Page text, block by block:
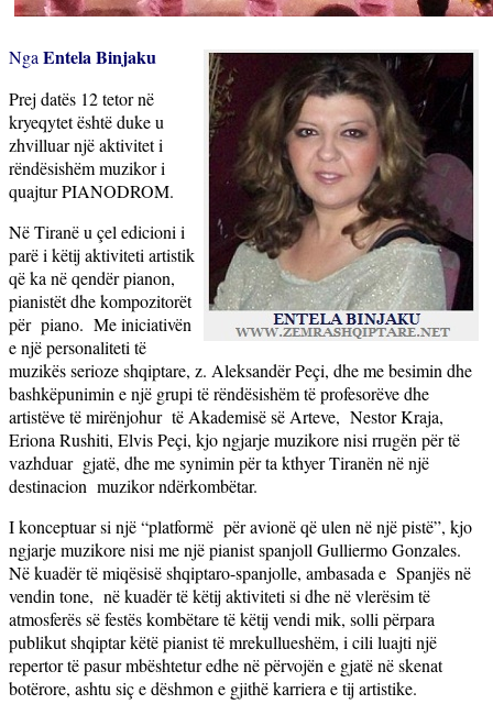
Nga Entela Binjaku
Prej datës 12 tetor në
kryeqytet është duke u
zhvilluar një aktivitet i
rëndësishëm muzikor i
quajtur PIANODROM.
Në Tiranë u çel edicioni i
parë i këtij aktiviteti artistik
që ka në qendër pianon,
pianistët dhe kompozitorët
për piano. Me iniciativën
e një personaliteti të
muzikës serioze shqiptare, z. Aleksandër Peçi, dhe me besimin dhe
bashkëpunimin e një grupi të rëndësishëm të profesorëve dhe
artistëve të mirënjohur të Akademisë së Arteve, Nestor Kraja,
Eriona Rushiti, Elvis Peçi, kjo ngjarje muzikore nisi rrugën për të
vazhduar gjatë, dhe me synimin për ta kthyer Tiranën në një
destinacion muzikor ndërkombëtar.
I konceptuar si një “platformë për avionë që ulen në një pistë”, kjo
ngjarje muzikore nisi me një pianist spanjoll Gulliermo Gonzales.
Në kuadër të miqësisë shqiptaro-spanjolle, ambasada e Spanjës në
vendin tone, në kuadër të këtij aktiviteti si dhe në vlerësim të
atmosferës së festës kombëtare të këtij vendi mik, solli përpara
publikut shqiptar këtë pianist të mrekullueshëm, i cili luajti një
repertor të pasur mbështetur edhe në përvojën e gjatë në skenat
botërore, ashtu siç e dëshmon e gjithë karriera e tij artistike.